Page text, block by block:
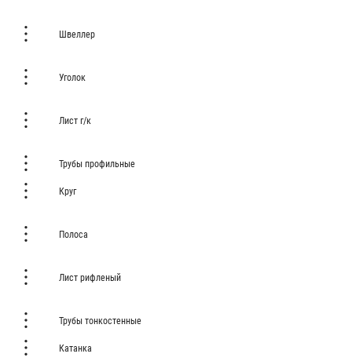
Швеллер
Уголок
Лист г/к
Трубы профильные
Круг
Полоса
Лист рифленый
Трубы тонкостенные
Катанка